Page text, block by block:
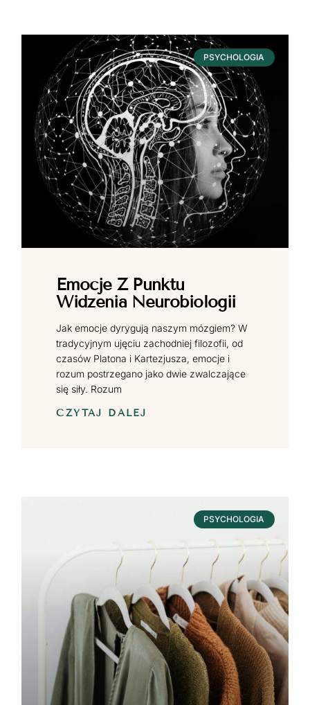
PSYCHOLOGIA
Emocje Z Punktu
Widzenia Neurobiologii
Jak emocje dyrygują naszym mózgiem? W
tradycyjnym ujęciu zachodniej filozofii, od
czasów Platona i Kartezjusza, emocje i
rozum postrzegano jako dwie zwalczające
się siły. Rozum
CZYTAJ DALEJ
PSYCHOLOGIA